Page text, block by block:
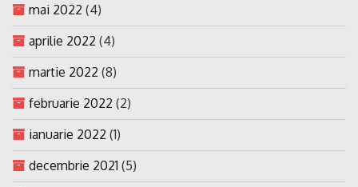
mai 2022 (4)
aprilie 2022 (4)
martie 2022 (8)
februarie 2022 (2)
ianuarie 2022 (1)
decembrie 2021 (5)